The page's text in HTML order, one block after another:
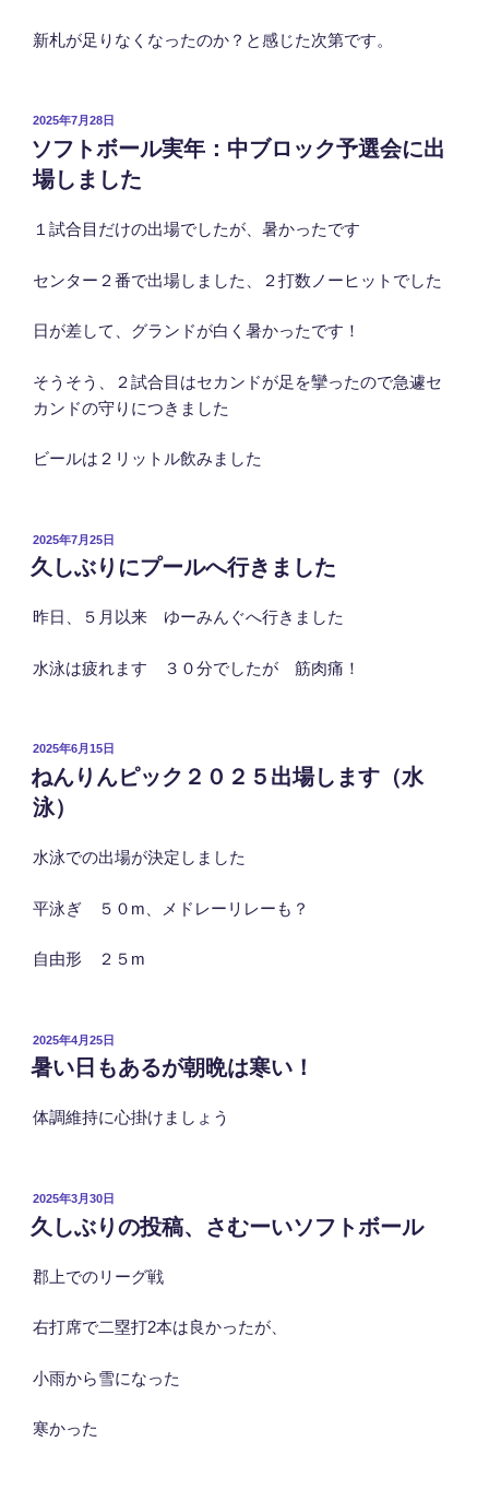
新札が足りなくなったのか？と感じた次第です。
投
稿
日:
2025年7月28日
ソフトボール実年：中ブロック予選会に出
場しました
１試合目だけの出場でしたが、暑かったです
センター２番で出場しました、２打数ノーヒットでした
日が差して、グランドが白く暑かったです！
そうそう、２試合目はセカンドが足を攣ったので急遽セ
カンドの守りにつきました
ビールは２リットル飲みました
投
稿
日:
2025年7月25日
久しぶりにプールへ行きました
昨日、５月以来 ゆーみんぐへ行きました
水泳は疲れます ３０分でしたが 筋肉痛！
投
稿
日:
2025年6月15日
ねんりんピック２０２５出場します（水
泳）
水泳での出場が決定しました
平泳ぎ ５０m、メドレーリレーも？
自由形 ２５m
投
稿
日:
2025年4月25日
暑い日もあるが朝晩は寒い！
体調維持に心掛けましょう
投
稿
日:
2025年3月30日
久しぶりの投稿、さむーいソフトボール
郡上でのリーグ戦
右打席で二塁打2本は良かったが、
小雨から雪になった
寒かった